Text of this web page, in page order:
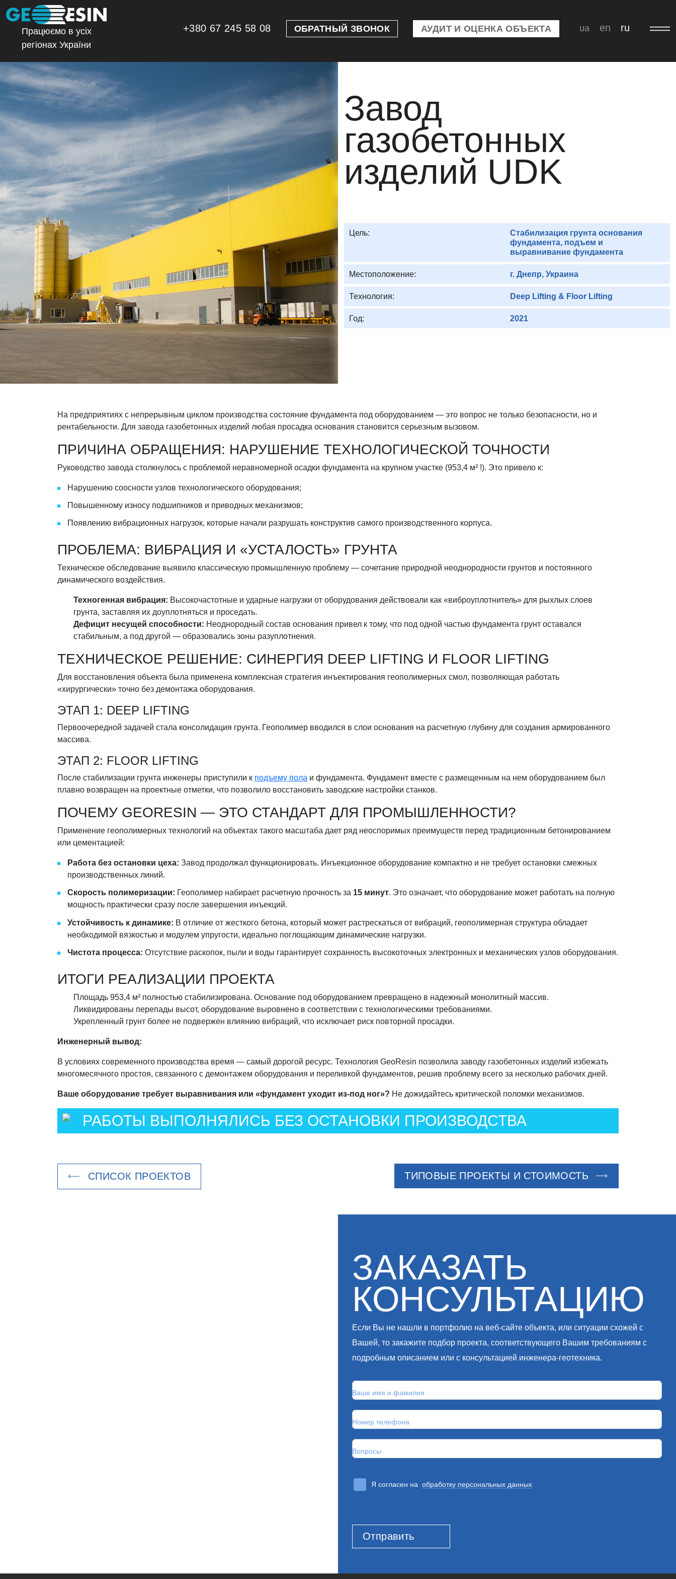
Працюємо в усіх
регіонах України
+380 67 245 58 08 ОБРАТНЫЙ ЗВОНОК АУДИТ И ОЦЕНКА ОБЪЕКТА ua en ru
Завод
газобетонных
изделий UDK
Цель:
Стабилизация грунта основания
фундамента, подъем и
выравнивание фундамента
Местоположение: г. Днепр, Украина
Технология: Deep Lifting & Floor Lifting
Год: 2021
На предприятиях с непрерывным циклом производства состояние фундамента под оборудованием — это вопрос не только безопасности, но и
рентабельности. Для завода газобетонных изделий любая просадка основания становится серьезным вызовом.
ПРИЧИНА ОБРАЩЕНИЯ: НАРУШЕНИЕ ТЕХНОЛОГИЧЕСКОЙ ТОЧНОСТИ
Руководство завода столкнулось с проблемой неравномерной осадки фундамента на крупном участке (953,4 м² !). Это привело к:
Нарушению соосности узлов технологического оборудования;
Повышенному износу подшипников и приводных механизмов;
Появлению вибрационных нагрузок, которые начали разрушать конструктив самого производственного корпуса.
ПРОБЛЕМА: ВИБРАЦИЯ И «УСТАЛОСТЬ» ГРУНТА
Техническое обследование выявило классическую промышленную проблему — сочетание природной неоднородности грунтов и постоянного
динамического воздействия.
Техногенная вибрация: Высокочастотные и ударные нагрузки от оборудования действовали как «виброуплотнитель» для рыхлых слоев
грунта, заставляя их доуплотняться и проседать.
Дефицит несущей способности: Неоднородный состав основания привел к тому, что под одной частью фундамента грунт оставался
стабильным, а под другой — образовались зоны разуплотнения.
ТЕХНИЧЕСКОЕ РЕШЕНИЕ: СИНЕРГИЯ DEEP LIFTING И FLOOR LIFTING
Для восстановления объекта была применена комплексная стратегия инъектирования геополимерных смол, позволяющая работать
«хирургически» точно без демонтажа оборудования.
ЭТАП 1: DEEP LIFTING
Первоочередной задачей стала консолидация грунта. Геополимер вводился в слои основания на расчетную глубину для создания армированного
массива.
ЭТАП 2: FLOOR LIFTING
После стабилизации грунта инженеры приступили к подъему пола и фундамента. Фундамент вместе с размещенным на нем оборудованием был
плавно возвращен на проектные отметки, что позволило восстановить заводские настройки станков.
ПОЧЕМУ GEORESIN — ЭТО СТАНДАРТ ДЛЯ ПРОМЫШЛЕННОСТИ?
Применение геополимерных технологий на объектах такого масштаба дает ряд неоспоримых преимуществ перед традиционным бетонированием
или цементацией:
Работа без остановки цеха: Завод продолжал функционировать. Инъекционное оборудование компактно и не требует остановки смежных
производственных линий.
Скорость полимеризации: Геополимер набирает расчетную прочность за 15 минут. Это означает, что оборудование может работать на полную
мощность практически сразу после завершения инъекций.
Устойчивость к динамике: В отличие от жесткого бетона, который может растрескаться от вибраций, геополимерная структура обладает
необходимой вязкостью и модулем упругости, идеально поглощающим динамические нагрузки.
Чистота процесса: Отсутствие раскопок, пыли и воды гарантирует сохранность высокоточных электронных и механических узлов оборудования.
ИТОГИ РЕАЛИЗАЦИИ ПРОЕКТА
Площадь 953,4 м² полностью стабилизирована. Основание под оборудованием превращено в надежный монолитный массив.
Ликвидированы перепады высот, оборудование выровнено в соответствии с технологическими требованиями.
Укрепленный грунт более не подвержен влиянию вибраций, что исключает риск повторной просадки.
Инженерный вывод:
В условиях современного производства время — самый дорогой ресурс. Технология GeoResin позволила заводу газобетонных изделий избежать
многомесячного простоя, связанного с демонтажем оборудования и переливкой фундаментов, решив проблему всего за несколько рабочих дней.
Ваше оборудование требует выравнивания или «фундамент уходит из-под ног»? Не дожидайтесь критической поломки механизмов.
РАБОТЫ ВЫПОЛНЯЛИСЬ БЕЗ ОСТАНОВКИ ПРОИЗВОДСТВА
СПИСОК ПРОЕКТОВ ТИПОВЫЕ ПРОЕКТЫ И СТОИМОСТЬ
ЗАКАЗАТЬ
КОНСУЛЬТАЦИЮ
Если Вы не нашли в портфолио на веб-сайте объекта, или ситуации схожей с
Вашей, то закажите подбор проекта, соответствующего Вашим требованиям с
подробным описанием или с консультацией инженера-геотехника.
Ваше имя и фамилия
Номер телефона
Вопросы
Я согласен на обработку персональных данных
ОСТАВЬТЕ ВАШЕ ИМЯ И ТЕЛЕФОН МЫ ВАМ
Ваше имя и фамилия
ОСТАВИТЕ ВАШ EMAIL МЫ ПРИШЛЕМ ВАМ ГИД ПО
ОБЗОРУ ЗДАНИЯ
Email